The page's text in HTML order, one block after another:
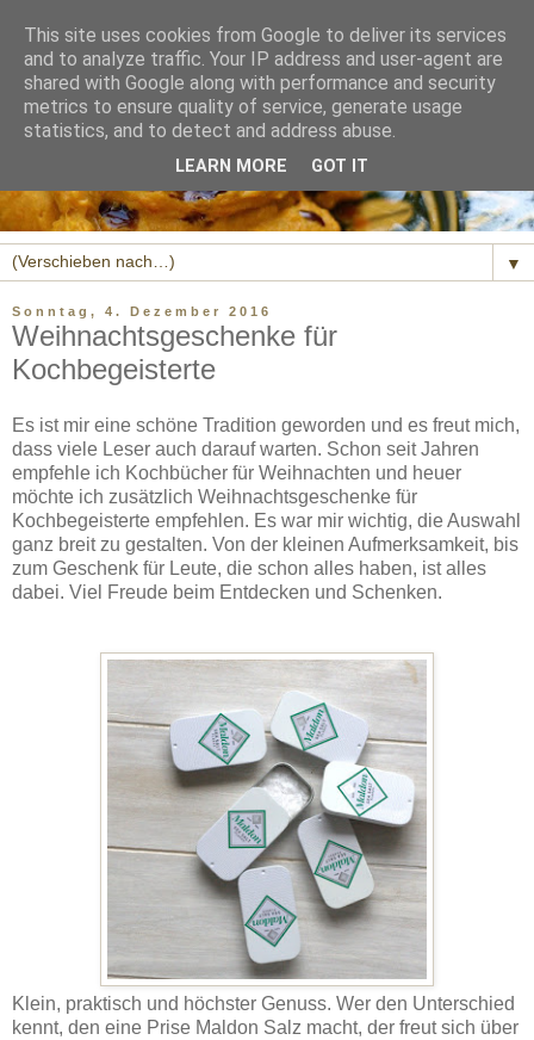
▼
Sonntag, 4. Dezember 2016
Weihnachtsgeschenke für
Kochbegeisterte
Es ist mir eine schöne Tradition geworden und es freut mich,
dass viele Leser auch darauf warten. Schon seit Jahren
empfehle ich Kochbücher für Weihnachten und heuer
möchte ich zusätzlich Weihnachtsgeschenke für
Kochbegeisterte empfehlen. Es war mir wichtig, die Auswahl
ganz breit zu gestalten. Von der kleinen Aufmerksamkeit, bis
zum Geschenk für Leute, die schon alles haben, ist alles
dabei. Viel Freude beim Entdecken und Schenken.
Klein, praktisch und höchster Genuss. Wer den Unterschied
kennt, den eine Prise Maldon Salz macht, der freut sich über
This site uses cookies from Google to deliver its services
and to analyze traffic. Your IP address and user-agent are
shared with Google along with performance and security
metrics to ensure quality of service, generate usage
statistics, and to detect and address abuse.
LEARN MORE GOT IT